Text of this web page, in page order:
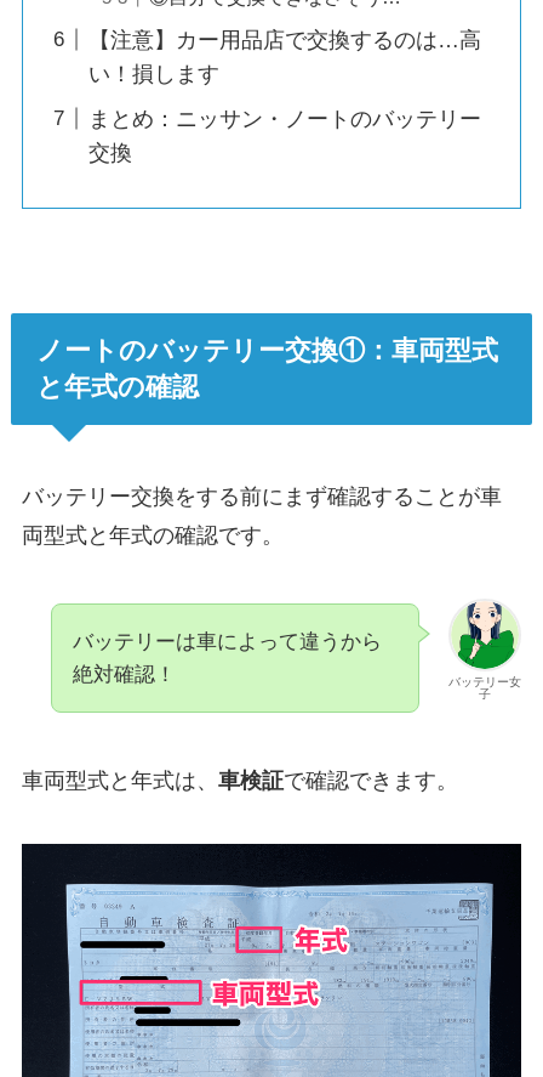
【注意】カー用品店で交換するのは…高
い！損します
まとめ：ニッサン・ノートのバッテリー
交換
ノートのバッテリー交換①：車両型式
と年式の確認
バッテリー交換をする前にまず確認することが車
両型式と年式の確認です。
バッテリー女
子
バッテリーは車によって違うから
絶対確認！
車両型式と年式は、 車検証で確認できます。